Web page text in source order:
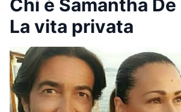
Chi è Samantha
La vita privata